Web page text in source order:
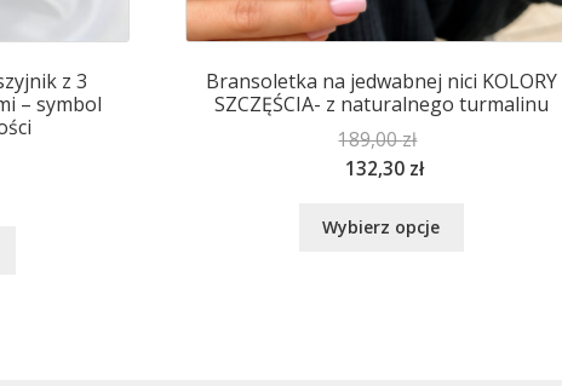
z 3
– symbol
Bransoletka na jedwabnej nici KOLORY
SZCZĘŚCIA- z naturalnego turmalinu
189,00zł
132,30 zł
Wybierz opcje